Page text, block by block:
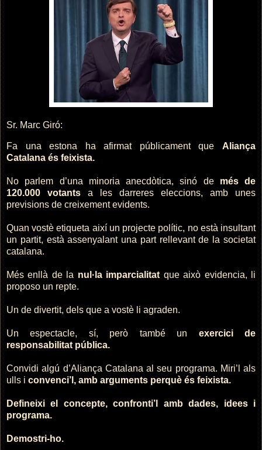
Sr. Marc Giró:
Fa una estona ha afirmat públicament que Aliança
Catalana és feixista.
No parlem d’una minoria anecdòtica, sinó de més de
120.000 votants a les darreres eleccions, amb unes
previsions de creixement evidents.
Quan vostè etiqueta així un projecte polític, no està insultant
un partit, està assenyalant una part rellevant de la societat
catalana.
Més enllà de la nul·la imparcialitat que això evidencia, li
proposo un repte.
Un de divertit, dels que a vostè li agraden.
Un espectacle, sí, però també un exercici de
responsabilitat pública.
Convidi algú d’Aliança Catalana al seu programa. Miri’l als
ulls i convenci’l, amb arguments perquè és feixista.
Defineixi el concepte, confronti’l amb dades, idees i
programa.
Demostri-ho.